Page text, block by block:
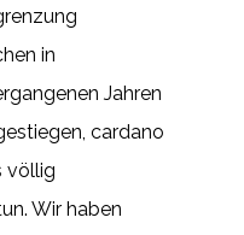
in
Jahren
cardano
völlig
Wir haben